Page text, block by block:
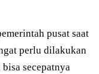
pusat saat
perlu dilakukan
secepatnya